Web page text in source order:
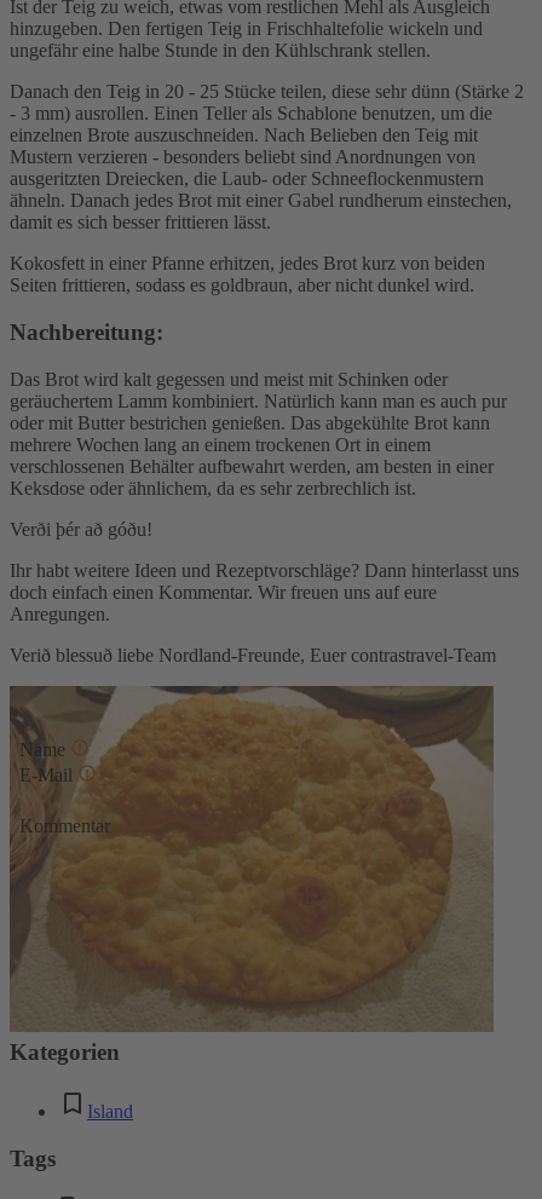
Ist der Teig zu weich, etwas vom restlichen Mehl als Ausgleich
hinzugeben. Den fertigen Teig in Frischhaltefolie wickeln und
ungefähr eine halbe Stunde in den Kühlschrank stellen.
Danach den Teig in 20 - 25 Stücke teilen, diese sehr dünn (Stärke 2
- 3 mm) ausrollen. Einen Teller als Schablone benutzen, um die
einzelnen Brote auszuschneiden. Nach Belieben den Teig mit
Mustern verzieren - besonders beliebt sind Anordnungen von
ausgeritzten Dreiecken, die Laub- oder Schneeflockenmustern
ähneln. Danach jedes Brot mit einer Gabel rundherum einstechen,
damit es sich besser frittieren lässt.
Kokosfett in einer Pfanne erhitzen, jedes Brot kurz von beiden
Seiten frittieren, sodass es goldbraun, aber nicht dunkel wird.
Nachbereitung:
Das Brot wird kalt gegessen und meist mit Schinken oder
geräuchertem Lamm kombiniert. Natürlich kann man es auch pur
oder mit Butter bestrichen genießen. Das abgekühlte Brot kann
mehrere Wochen lang an einem trockenen Ort in einem
verschlossenen Behälter aufbewahrt werden, am besten in einer
Keksdose oder ähnlichem, da es sehr zerbrechlich ist.
Verði þér að góðu!
Ihr habt weitere Ideen und Rezeptvorschläge? Dann hinterlasst uns
doch einfach einen Kommentar. Wir freuen uns auf eure
Anregungen.
Verið blessuð liebe Nordland-Freunde, Euer contrastravel-Team
Kommentar schreiben
Name
E-Mail
Kommentar
* Diese Felder sind erforderlich
Kommentare
Kategorien
Island
Tags